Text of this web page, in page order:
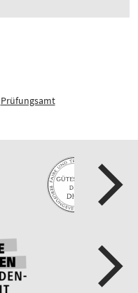
Prüfungsamt